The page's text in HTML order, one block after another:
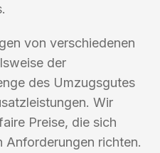
von verschiedenen
der
des Umzugsgutes
Wir
Preise, die sich
Anforderungen richten.